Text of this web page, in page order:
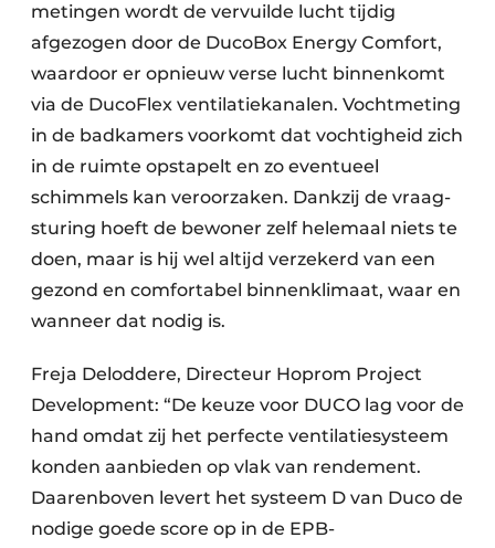
metingen wordt de vervuilde lucht tijdig
afgezogen door de DucoBox Energy Comfort,
waar­door er opnieuw verse lucht binnen­komt
via de DucoFlex ventilatie­kanalen. Vocht­meting
in de badkamers voorkomt dat vochtig­heid zich
in de ruimte opstapelt en zo even­tueel
schimmels kan veroorzaken. Dankzij de vraag­
sturing hoeft de bewoner zelf helemaal niets te
doen, maar is hij wel altijd verzekerd van een
gezond en comfortabel binnenklimaat, waar en
wanneer dat nodig is.
Freja Deloddere, Directeur Hoprom Project
Development: “De keuze voor DUCO lag voor de
hand omdat zij het perfecte ventilatie­systeem
konden aanbieden op vlak van rende­ment.
Daar­en­boven levert het systeem D van Duco de
nodige goede score op in de EPB-